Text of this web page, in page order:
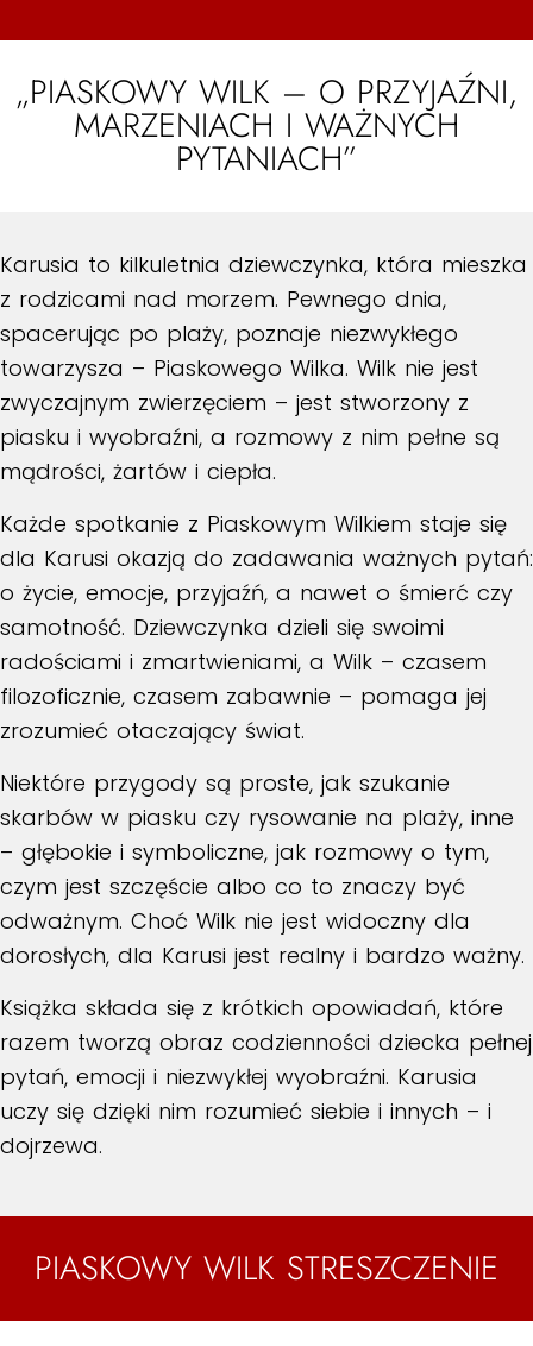
„PIASKOWY WILK – O PRZYJAŹNI,
MARZENIACH I WAŻNYCH
PYTANIACH”
Karusia to kilkuletnia dziewczynka, która mieszka
z rodzicami nad morzem. Pewnego dnia,
spacerując po plaży, poznaje niezwykłego
towarzysza – Piaskowego Wilka. Wilk nie jest
zwyczajnym zwierzęciem – jest stworzony z
piasku i wyobraźni, a rozmowy z nim pełne są
mądrości, żartów i ciepła.
Każde spotkanie z Piaskowym Wilkiem staje się
dla Karusi okazją do zadawania ważnych pytań:
o życie, emocje, przyjaźń, a nawet o śmierć czy
samotność. Dziewczynka dzieli się swoimi
radościami i zmartwieniami, a Wilk – czasem
filozoficznie, czasem zabawnie – pomaga jej
zrozumieć otaczający świat.
Niektóre przygody są proste, jak szukanie
skarbów w piasku czy rysowanie na plaży, inne
– głębokie i symboliczne, jak rozmowy o tym,
czym jest szczęście albo co to znaczy być
odważnym. Choć Wilk nie jest widoczny dla
dorosłych, dla Karusi jest realny i bardzo ważny.
Książka składa się z krótkich opowiadań, które
razem tworzą obraz codzienności dziecka pełnej
pytań, emocji i niezwykłej wyobraźni. Karusia
uczy się dzięki nim rozumieć siebie i innych – i
dojrzewa.
PIASKOWY WILK STRESZCZENIE